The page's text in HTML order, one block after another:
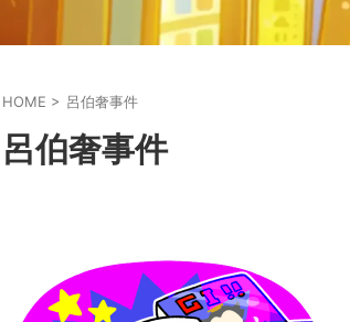
HOME > 呂伯奢事件
呂伯奢事件